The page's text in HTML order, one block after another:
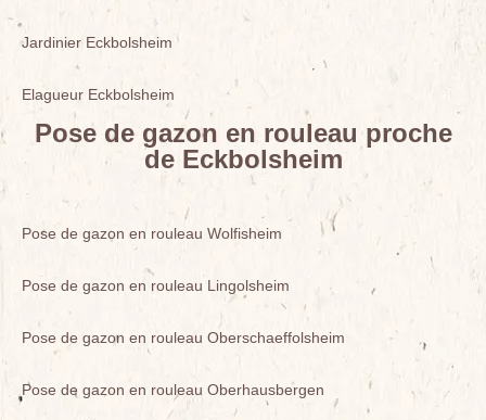
Jardinier Eckbolsheim
Elagueur Eckbolsheim
Pose de gazon en rouleau proche
de Eckbolsheim
Pose de gazon en rouleau Wolfisheim
Pose de gazon en rouleau Lingolsheim
Pose de gazon en rouleau Oberschaeffolsheim
Pose de gazon en rouleau Oberhausbergen